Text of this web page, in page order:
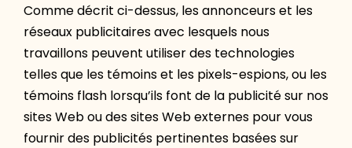
Comme décrit ci-dessus, les annonceurs et les
réseaux publicitaires avec lesquels nous
travaillons peuvent utiliser des technologies
telles que les témoins et les pixels-espions, ou les
témoins flash lorsqu’ils font de la publicité sur nos
sites Web ou des sites Web externes pour vous
fournir des publicités pertinentes basées sur